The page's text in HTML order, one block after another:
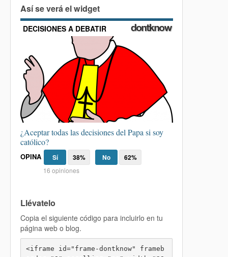
Así se verá el widget
Llévatelo
Copia el siguiente código para incluirlo en tu
página web o blog.
<iframe id="frame-dontknow" frameb